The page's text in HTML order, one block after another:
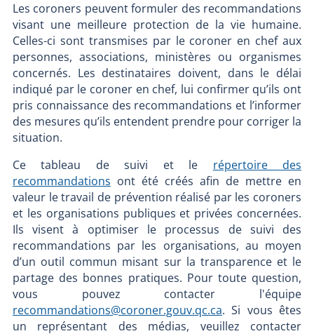
Les coroners peuvent formuler des recommandations
visant une meilleure protection de la vie humaine.
Celles-ci sont transmises par le coroner en chef aux
personnes, associations, ministères ou organismes
concernés. Les destinataires doivent, dans le délai
indiqué par le coroner en chef, lui confirmer qu’ils ont
pris connaissance des recommandations et l’informer
des mesures qu’ils entendent prendre pour corriger la
situation.
Ce tableau de suivi et le répertoire des
recommandations ont été créés afin de mettre en
valeur le travail de prévention réalisé par les coroners
et les organisations publiques et privées concernées.
Ils visent à optimiser le processus de suivi des
recommandations par les organisations, au moyen
d’un outil commun misant sur la transparence et le
partage des bonnes pratiques. Pour toute question,
vous pouvez contacter l'équipe
recommandations@coroner.gouv.qc.ca. Si vous êtes
un représentant des médias, veuillez contacter